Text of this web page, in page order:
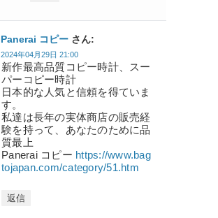
Panerai コピー さん:
2024年04月29日 21:00
新作最高品質コピー時計、スー
パーコピー時計
日本的な人気と信頼を得ていま
す。
私達は長年の実体商店の販売経
験を持って、あなたのために品
質最上
Panerai コピー https://www.bag
tojapan.com/category/51.htm
返信